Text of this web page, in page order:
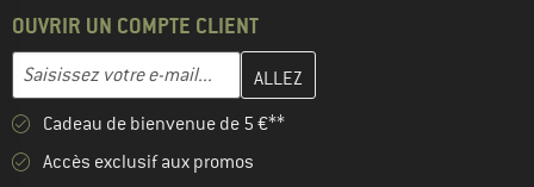
OUVRIR UN COMPTE CLIENT
Adresse e-mail
Entrez votre adresse e-mail ici et créez votre compte client à la
Cadeau de bienvenue de 5 €**
Accès exclusif aux promos